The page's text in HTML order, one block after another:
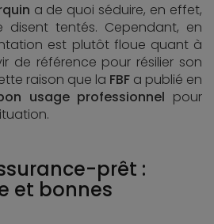
a de quoi séduire, en effet,
disent tentés. Cependant, en
est plutôt floue quant à
de référence pour résilier son
raison que la FBF a publié en
usage professionnel pour
prêt :
et bonnes